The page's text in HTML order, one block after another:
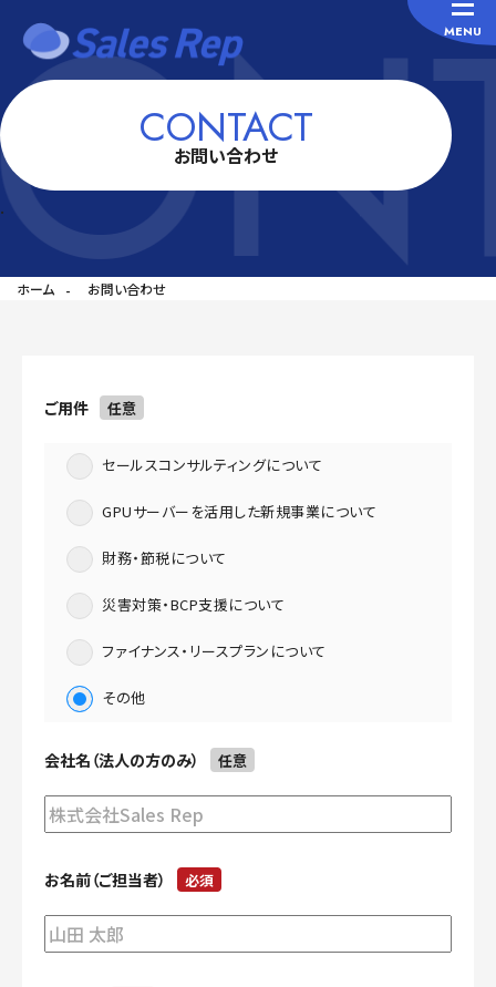
MENU
お問い合わせ
CONTACT
.
ホーム お問い合わせ
ご用件 任意
セールスコンサルティングについて
GPUサーバーを活用した新規事業について
財務・節税について
災害対策・BCP支援について
ファイナンス・リースプランについて
その他
会社名（法人の方のみ） 任意
お名前（ご担当者） 必須